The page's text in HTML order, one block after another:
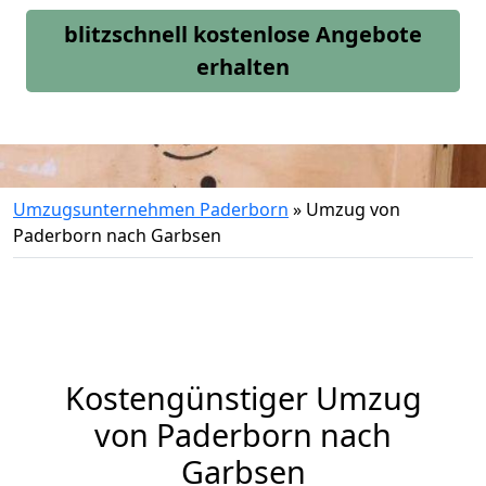
blitzschnell kostenlose Angebote
erhalten
Umzugsunternehmen Paderborn » Umzug von
Paderborn nach Garbsen
Kostengünstiger Umzug
von Paderborn nach
Garbsen